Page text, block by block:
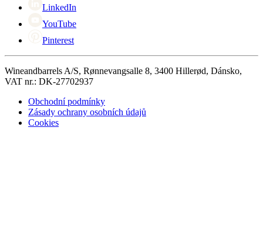
LinkedIn
YouTube
Pinterest
Wineandbarrels A/S, Rønnevangsalle 8, 3400 Hillerød, Dánsko,
VAT nr.: DK-27702937
Obchodní podmínky
Zásady ochrany osobních údajů
Cookies